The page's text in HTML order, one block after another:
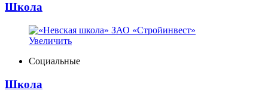
Школа
Увеличить
Социальные
Школа